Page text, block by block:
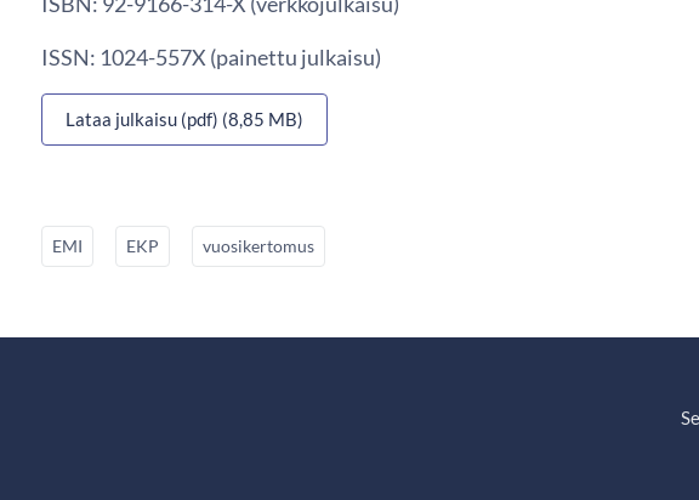
ISSN: 1024-557X (painettu julkaisu)
Lataa julkaisu (pdf) (8,85 MB)
EMI EKP vuosikertomus